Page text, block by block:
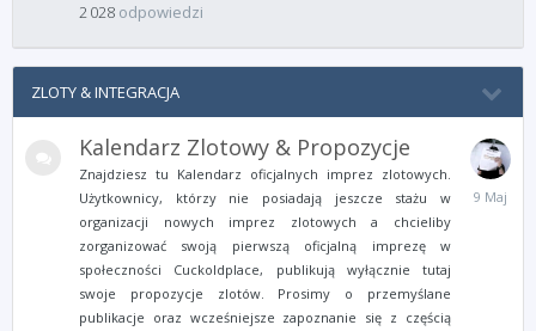
2 028 odpowiedzi
ZLOTY & INTEGRACJA
Kalendarz Zlotowy & Propozycje
Znajdziesz tu Kalendarz oficjalnych imprez zlotowych.
Użytkownicy, którzy nie posiadają jeszcze stażu w
organizacji nowych imprez zlotowych a chcieliby
zorganizować swoją pierwszą oficjalną imprezę w
społeczności Cuckoldplace, publikują wyłącznie tutaj
swoje propozycje zlotów. Prosimy o przemyślane
publikacje oraz wcześniejsze zapoznanie się z częścią
9
Maja